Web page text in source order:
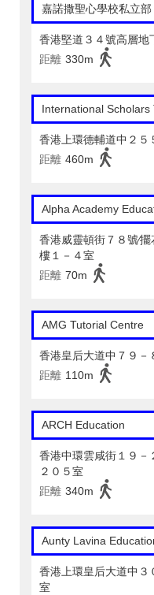
嘉諾撒聖心學校私立部
香港堅道３４號高層地
距離 330m
International Scholars
香港上環德輔道中２５
距離 460m
Alpha Academy
香港威靈頓街７８號∕
樓１－４室
距離 70m
AMG Tutorial Centre
香港皇后大道中７９－
距離 110m
ARCH Education
香港中環雲咸街１９－
２０５室
距離 340m
Aunty Lavina
香港上環皇后大道中３
室